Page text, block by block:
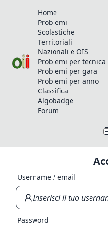
Home
Problemi
Scolastiche
Territoriali
Nazionali e OIS
Problemi per tecnica
Problemi per gara
Problemi per anno
Classifica
Algobadge
Forum
Username / email
Password